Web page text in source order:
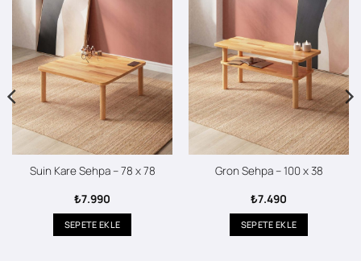
Suin Kare Sehpa – 78 x 78
₺7.990
SEPETE EKLE
Gron Sehpa – 100 x 38
₺7.490
SEPETE EKLE